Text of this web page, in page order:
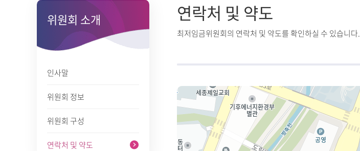
위원회 소개
인사말
위원회 정보
위원회 구성
연락처 및 약도
연락처 및 약도
최저임금위원회의 연락처 및 약도를 확인하실 수 있습니다.